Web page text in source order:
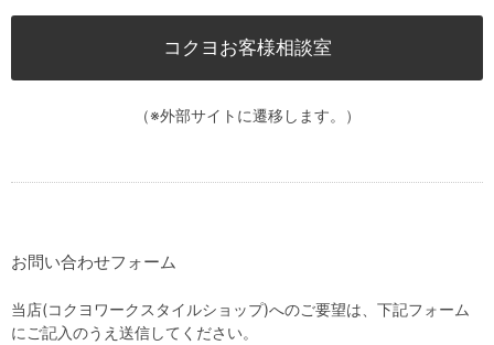
コクヨお客様相談室
（※外部サイトに遷移します。）
お問い合わせフォーム
当店(コクヨワークスタイルショップ)へのご要望は、下記フォーム
にご記入のうえ送信してください。